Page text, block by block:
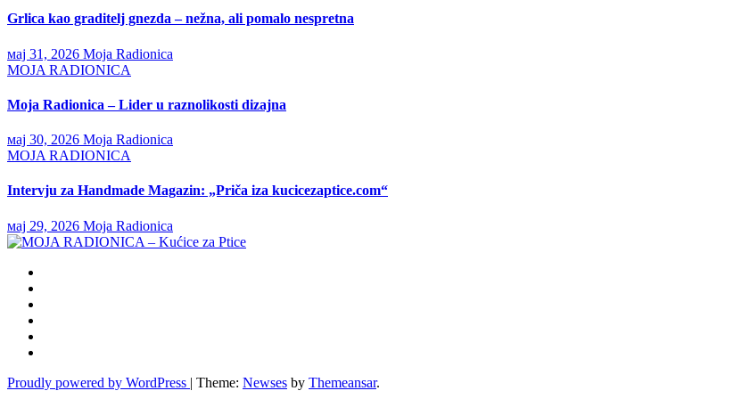
Grlica kao graditelj gnezda – nežna, ali pomalo nespretna
мај 31, 2026 Moja Radionica
MOJA RADIONICA
Moja Radionica – Lider u raznolikosti dizajna
мај 30, 2026 Moja Radionica
MOJA RADIONICA
Intervju za Handmade Magazin: „Priča iza kucicezaptice.com“
мај 29, 2026 Moja Radionica
Proudly powered by WordPress | Theme: Newses by Themeansar.